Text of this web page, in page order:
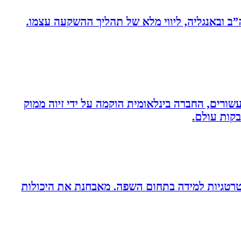
ובאנגליה, ליווי מלא של תהליך ההשקעה עצמו.
החברה בינלאומית הוקמה על ידי זיוה ממוק
עולם.
למידה בתחום השפה. מאבחנת את היכולות